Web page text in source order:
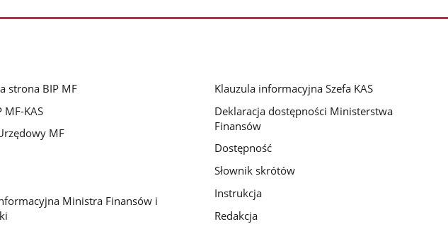
strona BIP MF
MF-KAS
MF
Ministra Finansów i
Klauzula informacyjna Szefa KAS
Deklaracja dostępności Ministerstwa
Finansów
Dostępność
Słownik skrótów
Instrukcja
Redakcja